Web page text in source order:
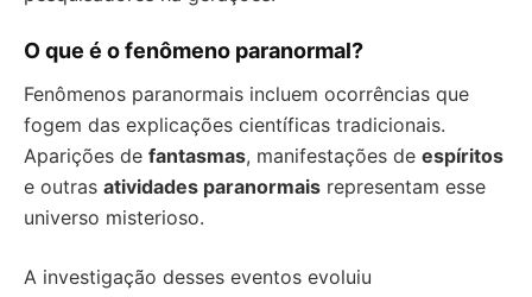
O que é o fenômeno paranormal?
Fenômenos paranormais incluem ocorrências que
fogem das explicações científicas tradicionais.
Aparições de fantasmas, manifestações de espíritos
e outras atividades paranormais representam esse
universo misterioso.
A investigação desses eventos evoluiu